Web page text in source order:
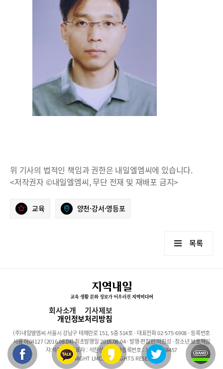
위 기사의 법적인 책임과 권한은 내일엘엠씨에 있습니다.
<저작권자 ©내일엘엠씨, 무단 전재 및 재배포 금지>
교육 양천·강서·영등포
목록
회사소개 기사제보
개인정보처리방침
(주)내일엘엠씨 서울시 강남구 테헤란로 151, 5층 514호 · 대표전화 02-575-6908 · 등록번호
서울 아04127 (2016.08.04) 최초발행일 2016.08.04 · 발행·편집인:석진성 · 청소년 보호책임
자:석진성 · 대표자 : 석진성 · 사업자등록번호 : 101-86-68457
COPYRIGHT LMC. ALL RIGHTS RESERVED.